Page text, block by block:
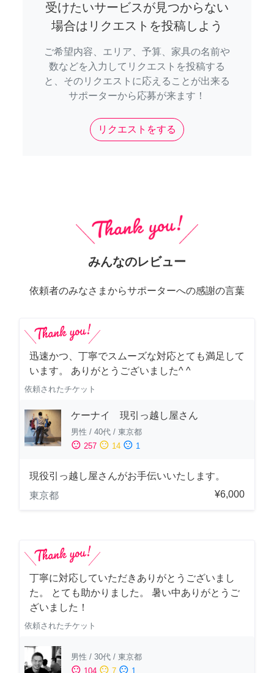
受けたいサービスが見つからない
場合はリクエストを投稿しよう
ご希望内容、エリア、予算、家具の名前や
数などを入力してリクエストを投稿する
と、そのリクエストに応えることが出来る
サポーターから応募が来ます！
リクエストをする
みんなのレビュー
依頼者のみなさまからサポーターへの感謝の言葉
迅速かつ、丁寧でスムーズな対応とても満足して
います。 ありがとうございました^ ^
依頼されたチケット
ケーナイ 現引っ越し屋さん
男性 / 40代 / 東京都
sentiment_satisfied 257 sentiment_neutral 14 sentiment_dissatisfied 1
現役引っ越し屋さんがお手伝いいたします。
東京都
¥6,000
丁寧に対応していただきありがとうございまし
た。 とても助かりました。 暑い中ありがとうご
ざいました！
依頼されたチケット
男性 / 30代 / 東京都
sentiment_satisfied 104 sentiment_neutral 7 sentiment_dissatisfied 1